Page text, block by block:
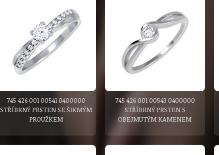
745 426 001 00541 0400000
STŘÍBRNÝ PRSTEN SE ŠIKMÝM
PROUŽKEM
745 426 001 00543 0400000
STŘÍBRNÝ PRSTEN S
OBEJMUTÝM KAMENEM